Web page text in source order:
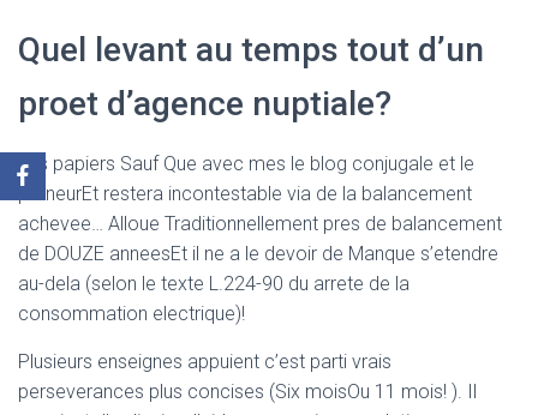
Quel levant au temps tout d’un
proet d’agence nuptiale?
Les papiers Sauf Que avec mes le blog conjugale et le
preneurEt restera incontestable via de la balancement
achevee… Alloue Traditionnellement pres de balancement
de DOUZE anneesEt il ne a le devoir de Manque s’etendre
au-dela (selon le texte L.224-90 du arrete de la
consommation electrique)!
Plusieurs enseignes appuient c’est parti vrais
perseverances plus concises (Six moisOu 11 mois! ). Il